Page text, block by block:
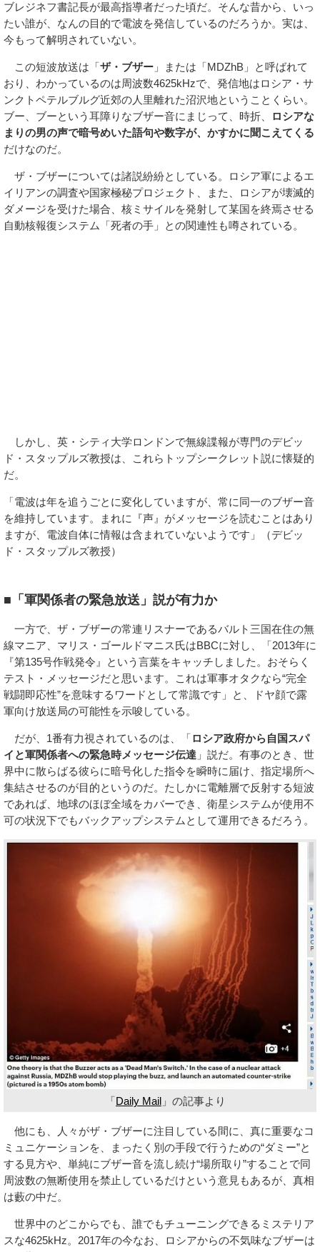
ブレジネフ書記長が最高指導者だった頃だ。そんな昔から、いっ
たい誰が、なんの目的で電波を発信しているのだろうか。実は、
今もって解明されていない。
この短波放送は「ザ・ブザー 」または「MDZhB」と呼ばれて
おり、わかっているのは周波数4625kHzで、発信地はロシア・サ
ンクトペテルブルグ近郊の人里離れた沼沢地ということくらい。
ブー、ブーという耳障りなブザー音にまじって、時折、
ロシアな
まりの男の声で暗号めいた語句や数字が、かすかに聞こえてくる
だけなのだ。
ザ・ブザーについては諸説紛紛としている。ロシア軍によるエ
イリアンの調査や国家極秘プロジェクト、また、ロシアが壊滅的
ダメージを受けた場合、核ミサイルを発射して某国を終焉させる
自動核報復システム「死者の手」との関連性も噂されている。
しかし、英・シティ大学ロンドンで無線諜報が専門のデビッ
ド・スタップルズ教授は、これらトップシークレット説に懐疑的
だ。
「電波は年を追うごとに変化していますが、常に同一のブザー音
を維持しています。まれに『声』がメッセージを読むことはあり
ますが、電波自体に情報は含まれていないようです」（デビッ
ド・スタップルズ教授）
■「軍関係者の緊急放送」説が有力か
一方で、ザ・ブザーの常連リスナーであるバルト三国在住の無
線マニア、マリス・ゴールドマニス氏はBBCに対し、「2013年に
『第135号作戦発令』という言葉をキャッチしました。おそらく
テスト・メッセージだと思います。これは軍事オタクなら“完全
戦闘即応性”を意味するワードとして常識です」と、ドヤ顔で露
軍向け放送局の可能性を示唆している。
だが、1番有力視されているのは、「ロシア政府から自国スパ
イと軍関係者への緊急時メッセージ伝達 」説だ。有事のとき、世
界中に散らばる彼らに暗号化した指令を瞬時に届け、指定場所へ
集結させるのが目的というのだ。たしかに電離層で反射する短波
であれば、地球のほぼ全域をカバーでき、衛星システムが使用不
可の状況下でもバックアップシステムとして運用できるだろう。
「Daily Mail 」の記事より
他にも、人々がザ・ブザーに注目している間に、真に重要なコ
ミュニケーションを、まったく別の手段で行うための“ダミー”と
する見方や、単純にブザー音を流し続け“場所取り”することで同
周波数の無断使用を禁止しているだけという意見もあるが、真相
は藪の中だ。
世界中のどこからでも、誰でもチューニングできるミステリア
スな4625kHz。2017年の今なお、ロシアからの不気味なブザーは